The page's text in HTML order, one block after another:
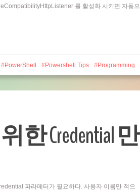
를 활성화 시키면 자동으
PowerShell Powershell Tips Programming
한 Credential 만
파라메터가 필요하다. 사용자 이름만 적으